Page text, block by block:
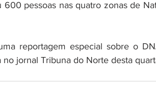
600 pessoas nas quatro zonas de
reportagem especial sobre o
jornal Tribuna do Norte desta